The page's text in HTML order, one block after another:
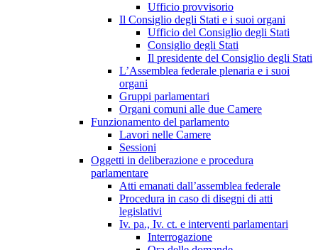
Ufficio provvisorio
Il Consiglio degli Stati e i suoi organi
Ufficio del Consiglio degli Stati
Consiglio degli Stati
Il presidente del Consiglio degli Stati
L’Assemblea federale plenaria e i suoi
organi
Gruppi parlamentari
Organi comuni alle due Camere
Funzionamento del parlamento
Lavori nelle Camere
Sessioni
Oggetti in deliberazione e procedura
parlamentare
Atti emanati dall’assemblea federale
Procedura in caso di disegni di atti
legislativi
Iv. pa., Iv. ct. e interventi parlamentari
Interrogazione